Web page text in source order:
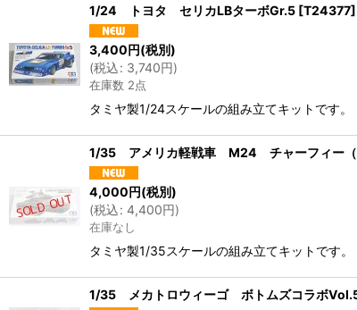
1/24 トヨタ セリカLBターボGr.5 [T24377]
3,400円(税別)
(税込: 3,740円)
在庫数 2点
タミヤ製1/24スケールの組み立てキットです。
1/35 アメリカ軽戦車 M24 チャーフィー（
4,000円(税別)
(税込: 4,400円)
在庫なし
タミヤ製1/35スケールの組み立てキットです。
1/35 メカトロウィーゴ ボトムズコラボ